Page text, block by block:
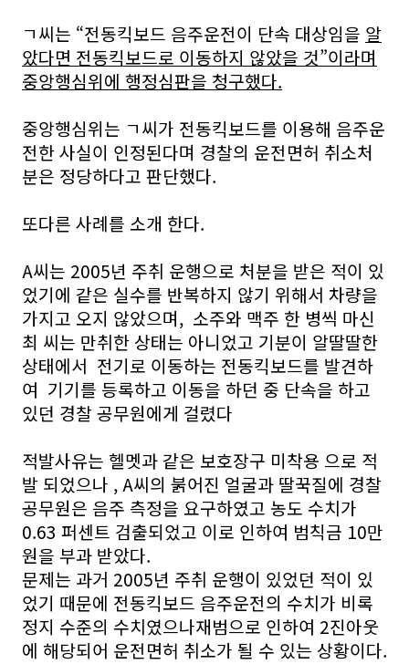
ㄱ씨는 “전동킥보드 음주운전이 단속 대상임을 알
았다면 전동킥보드로 이동하지 않았을 것”이라며
중앙행심위에 행정심판을 청구했다.
중앙행심위는 ㄱ씨가 전동킥보드를 이용해 음주운
전한 사실이 인정된다며 경찰의 운전면허 취소처
분은 정당하다고 판단했다.
또다른 사례를 소개 한다.
A씨는 2005년 주취 운행으로 처분을 받은 적이 있
었기에 같은 실수를 반복하지 않기 위해서 차량을
가지고 오지 않았으며, 소주와 맥주 한 병씩 마신
최 씨는 만취한 상태는 아니었고 기분이 알딸딸한
상태에서 전기로 이동하는 전동킥보드를 발견하
여 기기를 등록하고 이동을 하던 중 단속을 하고
있던 경찰 공무원에게 걸렸다
적발사유는 헬멧과 같은 보호장구 미착용 으로 적
발 되었으나 , A씨의 붉어진 얼굴과 딸꾹질에 경찰
공무원은 음주 측정을 요구하였고 농도 수치가
0.63 퍼센트 검출되었고 이로 인하여 범칙금 10만
원을 부과 받았다.
문제는 과거 2005년 주취 운행이 있었던 적이 있
었기 때문에 전동킥보드 음주운전의 수치가 비록
정지 수준의 수치였으나재범으로 인하여 2진아웃
에 해당되어 운전면허 취소가 될 수 있는 상황이다.